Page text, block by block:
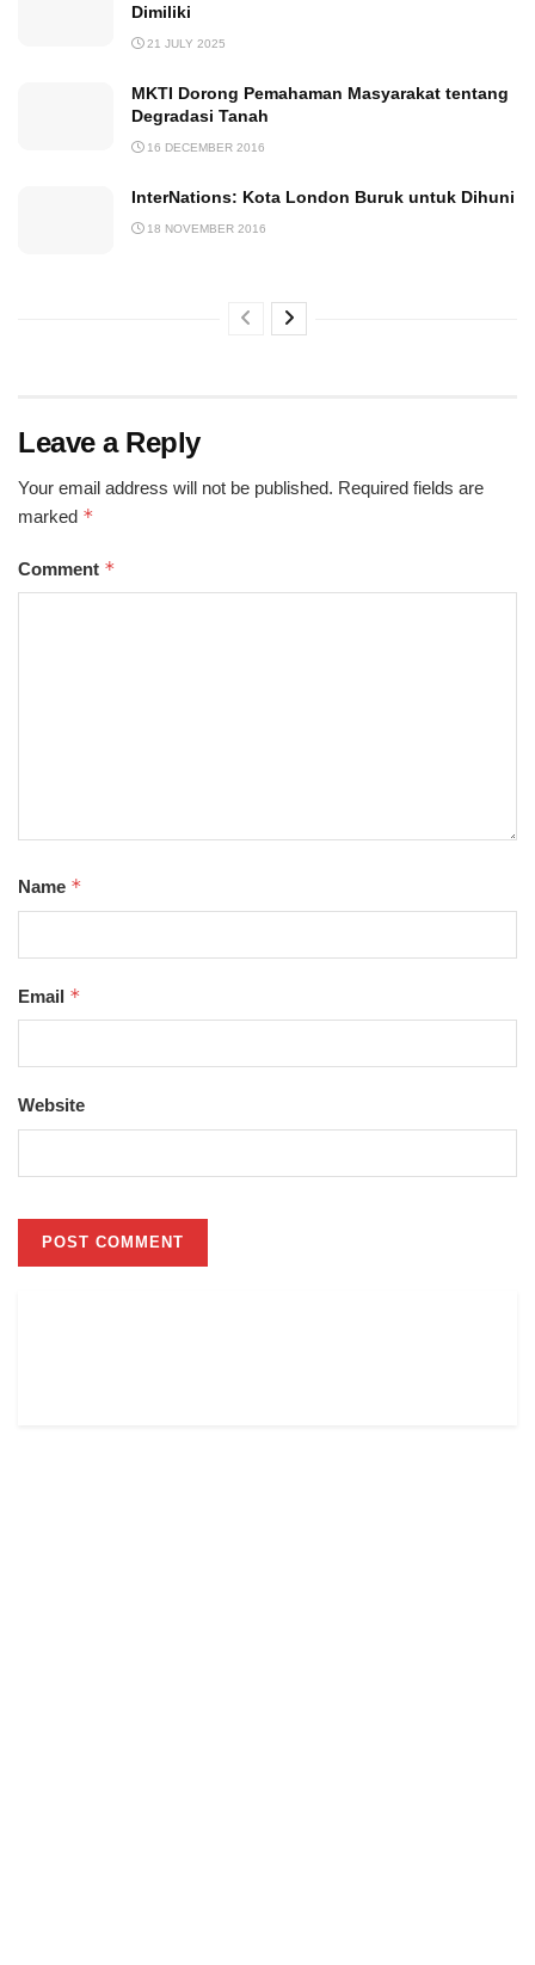
Dimiliki
21 JULY 2025
MKTI Dorong Pemahaman Masyarakat tentang
Degradasi Tanah
16 DECEMBER 2016
InterNations: Kota London Buruk untuk Dihuni
18 NOVEMBER 2016
Leave a Reply
Your email address will not be published. Required fields are
marked *
Comment *
Name *
Email *
Website